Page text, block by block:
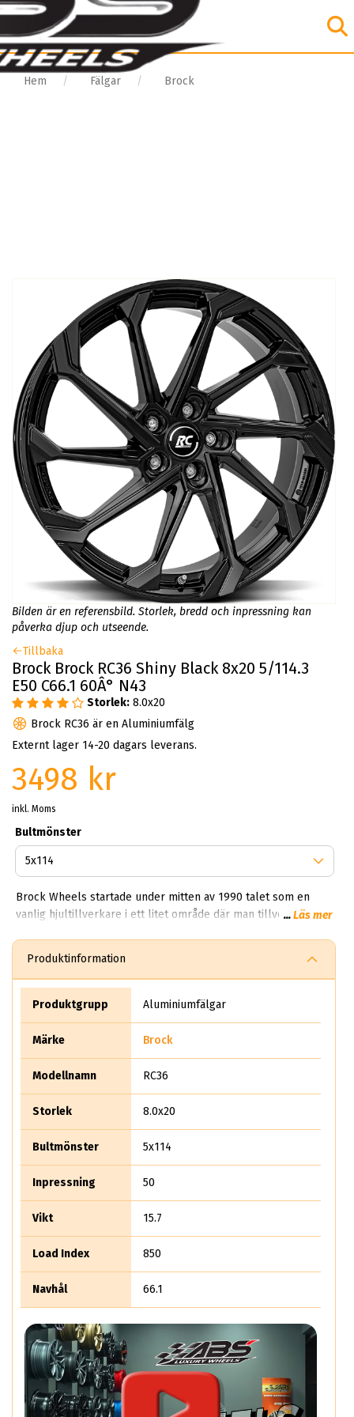
Hem Fälgar Brock
Bilden är en referensbild. Storlek, bredd och inpressning kan
påverka djup och utseende.
Tillbaka
Brock Brock RC36 Shiny Black 8x20 5/114.3
E50 C66.1 60Â° N43
Storlek: 8.0x20
Brock RC36 är en Aluminiumfälg
Externt lager 14-20 dagars leverans.
3498 kr
inkl. Moms
Bultmönster
Brock Wheels startade under mitten av 1990 talet som en
vanlig hjultillverkare i ett litet område där man tillverkade
850,000 brock fälgar per dag? Helt sjukt!? Första gången vi
fick veta det här vart experterna på ABS Wheels chockade.
Det säljer rent teoretiskt mer än 10 miljoner aluminiumhjul
...Läs mer
Produktinformation
Produktgrupp Aluminiumfälgar
Märke Brock
Modellnamn RC36
Storlek 8.0x20
Bultmönster 5x114
Inpressning 50
Vikt 15.7
Load Index 850
Navhål 66.1